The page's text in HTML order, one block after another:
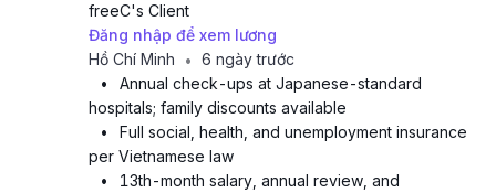
freeC's Client
Đăng nhập để xem lương
Hồ Chí Minh
• 6 ngày trước
•
Annual check-ups at Japanese-standard
hospitals; family discounts available
•
Full social, health, and unemployment insurance
per Vietnamese law
•
13th-month salary, annual review, and